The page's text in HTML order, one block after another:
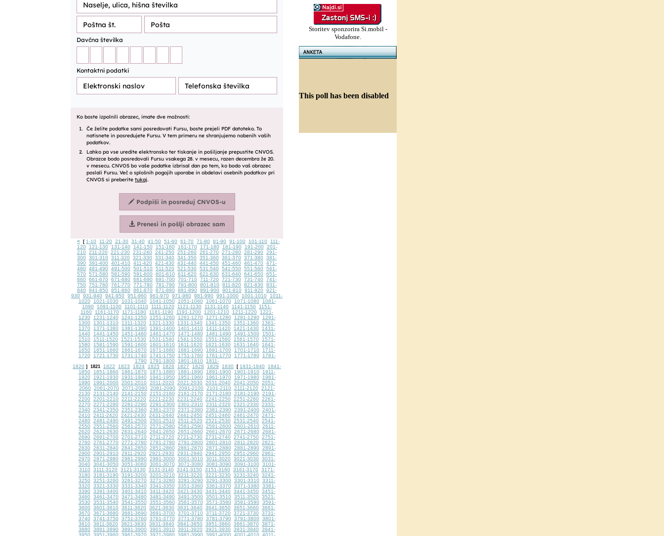
< [ 1-10 11-20 21-30 31-40 41-50 51-60 61-70 71-80 81-90 91-100 101-110
111-
120
121-130 131-140 141-150 151-160 161-170 171-180 181-190 191-200
201-
210
211-220 221-230 231-240 241-250 251-260 261-270 271-280 281-290
291-
300
301-310 311-320 321-330 331-340 341-350 351-360 361-370 371-380
381-
390
391-400 401-410 411-420 421-430 431-440 441-450 451-460 461-470
471-
480
481-490 491-500 501-510 511-520 521-530 531-540 541-550 551-560
561-
570
571-580 581-590 591-600 601-610 611-620 621-630 631-640 641-650
651-
660
661-670 671-680 681-690 691-700 701-710 711-720 721-730 731-740
741-
750
751-760 761-770 771-780 781-790 791-800 801-810 811-820 821-830
831-
840
841-850 851-860 861-870 871-880 881-890 891-900 901-910 911-920
921-
930
931-940 941-950 951-960 961-970 971-980 981-990 991-1000 1001-1010
1011-
1020
1021-1030 1031-1040 1041-1050 1051-1060 1061-1070 1071-1080
1081-
1090
1091-1100 1101-1110 1111-1120 1121-1130 1131-1140 1141-1150
1151-
1160
1161-1170 1171-1180 1181-1190 1191-1200 1201-1210 1211-1220
1221-
1230
1231-1240 1241-1250 1251-1260 1261-1270 1271-1280 1281-1290
1291-
1300
1301-1310 1311-1320 1321-1330 1331-1340 1341-1350 1351-1360
1361-
1370
1371-1380 1381-1390 1391-1400 1401-1410 1411-1420 1421-1430
1431-
1440
1441-1450 1451-1460 1461-1470 1471-1480 1481-1490 1491-1500
1501-
1510
1511-1520 1521-1530 1531-1540 1541-1550 1551-1560 1561-1570
1571-
1580
1581-1590 1591-1600 1601-1610 1611-1620 1621-1630 1631-1640
1641-
1650
1651-1660 1661-1670 1671-1680 1681-1690 1691-1700 1701-1710
1711-
1720
1721-1730 1731-1740 1741-1750 1751-1760 1761-1770 1771-1780
1781-
1790
1791-1800 1801-1810
1811-
1820 ] 1821 1822 1823 1824 1825 1826 1827 1828 1829 1830 [ 1831-1840
1841-
1850
1851-1860 1861-1870 1871-1880 1881-1890 1891-1900 1901-1910
1911-
1920
1921-1930 1931-1940 1941-1950 1951-1960 1961-1970 1971-1980
1981-
1990
1991-2000 2001-2010 2011-2020 2021-2030 2031-2040 2041-2050
2051-
2060
2061-2070 2071-2080 2081-2090 2091-2100 2101-2110 2111-2120
2121-
2130
2131-2140 2141-2150 2151-2160 2161-2170 2171-2180 2181-2190
2191-
2200
2201-2210 2211-2220 2221-2230 2231-2240 2241-2250 2251-2260
2261-
2270
2271-2280 2281-2290 2291-2300 2301-2310 2311-2320 2321-2330
2331-
2340
2341-2350 2351-2360 2361-2370 2371-2380 2381-2390 2391-2400
2401-
2410
2411-2420 2421-2430 2431-2440 2441-2450 2451-2460 2461-2470
2471-
2480
2481-2490 2491-2500 2501-2510 2511-2520 2521-2530 2531-2540
2541-
2550
2551-2560 2561-2570 2571-2580 2581-2590 2591-2600 2601-2610
2611-
2620
2621-2630 2631-2640 2641-2650 2651-2660 2661-2670 2671-2680
2681-
2690
2691-2700 2701-2710 2711-2720 2721-2730 2731-2740 2741-2750
2751-
2760
2761-2770 2771-2780 2781-2790 2791-2800 2801-2810 2811-2820
2821-
2830
2831-2840 2841-2850 2851-2860 2861-2870 2871-2880 2881-2890
2891-
2900
2901-2910 2911-2920 2921-2930 2931-2940 2941-2950 2951-2960
2961-
2970
2971-2980 2981-2990 2991-3000 3001-3010 3011-3020 3021-3030
3031-
3040
3041-3050 3051-3060 3061-3070 3071-3080 3081-3090 3091-3100
3101-
3110
3111-3120 3121-3130 3131-3140 3141-3150 3151-3160 3161-3170
3171-
3180
3181-3190 3191-3200 3201-3210 3211-3220 3221-3230 3231-3240
3241-
3250
3251-3260 3261-3270 3271-3280 3281-3290 3291-3300 3301-3310
3311-
3320
3321-3330 3331-3340 3341-3350 3351-3360 3361-3370 3371-3380
3381-
3390
3391-3400 3401-3410 3411-3420 3421-3430 3431-3440 3441-3450
3451-
3460
3461-3470 3471-3480 3481-3490 3491-3500 3501-3510 3511-3520
3521-
3530
3531-3540 3541-3550 3551-3560 3561-3570 3571-3580 3581-3590
3591-
3600
3601-3610 3611-3620 3621-3630 3631-3640 3641-3650 3651-3660
3661-
3670
3671-3680 3681-3690 3691-3700 3701-3710 3711-3720 3721-3730
3731-
3740
3741-3750 3751-3760 3761-3770 3771-3780 3781-3790 3791-3800
3801-
3810
3811-3820 3821-3830 3831-3840 3841-3850 3851-3860 3861-3870
3871-
3880
3881-3890 3891-3900 3901-3910 3911-3920 3921-3930 3931-3940
3941-
3950
3951-3960 3961-3970 3971-3980 3981-3990 3991-4000 4001-4010 4011-
Storitev sponzorira Si.mobil -
Vodafone.
This poll has been disabled